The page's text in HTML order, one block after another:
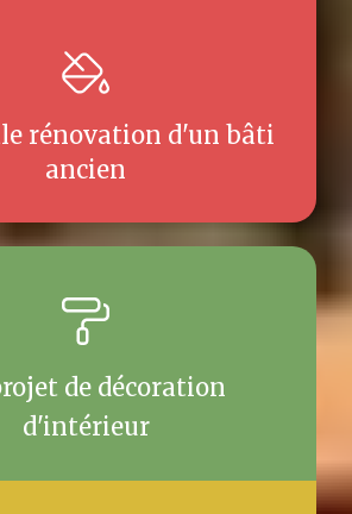
rénovation d'un bâti
ancien
de décoration
d'intérieur